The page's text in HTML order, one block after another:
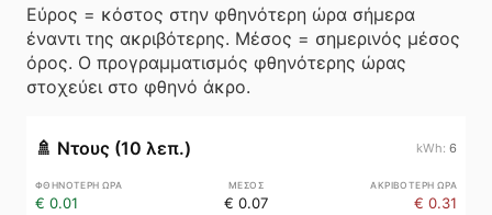
Εύρος = κόστος στην φθηνότερη ώρα σήμερα
έναντι της ακριβότερης. Μέσος = σημερινός μέσος
όρος. Ο προγραμματισμός φθηνότερης ώρας
στοχεύει στο φθηνό άκρο.
🚿 Ντους (10 λεπ.) 6
€ 0.01 € 0.07 € 0.31